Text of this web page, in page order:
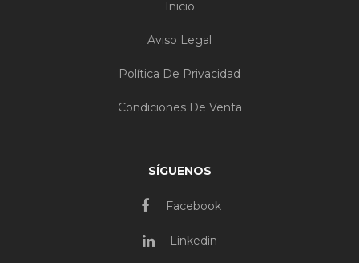
Inicio
Aviso Legal
Política De Privacidad
Condiciones De Venta
SÍGUENOS
Facebook
Linkedin